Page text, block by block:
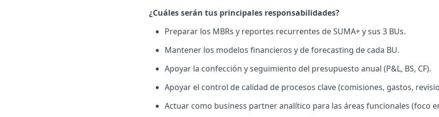
¿Cuáles serán tus principales responsabilidades?
Preparar los MBRs y reportes recurrentes de SUMA+ y sus 3 BUs.
Mantener los modelos financieros y de forecasting de cada BU.
Apoyar la confección y seguimiento del presupuesto anual (P&L, BS, CF).
Apoyar el control de calidad de procesos clave (comisiones, gastos,
Actuar como business partner analítico para las áreas funcionales (foco